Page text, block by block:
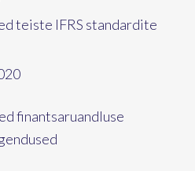
teiste IFRS standardite
finantsaruandluse